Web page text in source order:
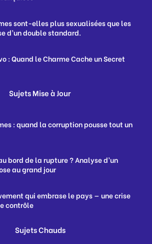
sont-elles plus sexualisées que les
d’un double standard.
: Quand le Charme Cache un Secret
Sujets Mise à Jour
: quand la corruption pousse tout un
bord de la rupture ? Analyse d’un
au grand jour
qui embrase le pays — une crise
contrôle
Sujets Chauds